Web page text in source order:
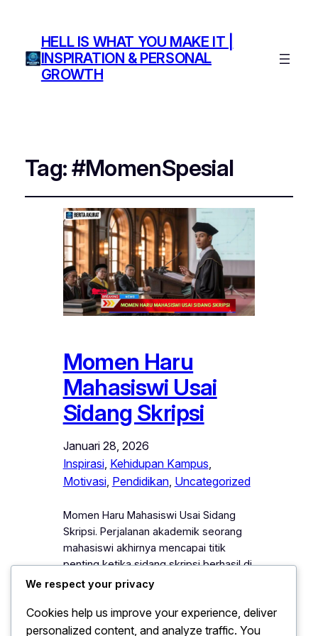
HELL IS WHAT YOU MAKE IT |
INSPIRATION & PERSONAL
GROWTH
Tag:#MomenSpesial
Momen Haru
Mahasiswi Usai
Sidang Skripsi
Januari 28, 2026
Inspirasi, Kehidupan Kampus
Motivasi, Pendidikan, Uncategorized
Momen Haru Mahasiswi Usai Sidang
Skripsi. Perjalanan akademik seorang
mahasiswi akhirnya mencapai titik
penting ketika sidang skripsi berhasil di
lewati dengan penuh perjuangan.
mental, keraguan diri, dan proses
akademik yang panjang, momen ini
We respect your privacy
Cookies help us improve your experience, deliver
personalized content, and analyze traffic. You